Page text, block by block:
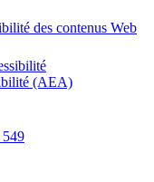
des contenus Web
(AEA)
549